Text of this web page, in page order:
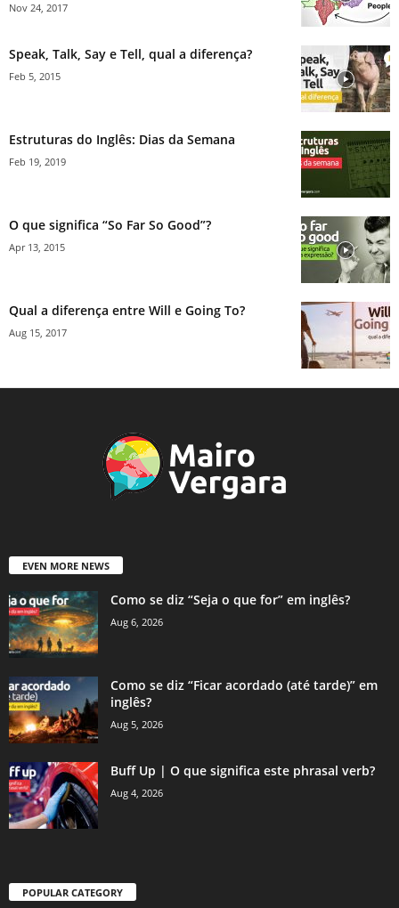
Nov 24, 2017
Speak, Talk, Say e Tell, qual a diferença?
Feb 5, 2015
Estruturas do Inglês: Dias da Semana
Feb 19, 2019
O que significa “So Far So Good”?
Apr 13, 2015
Qual a diferença entre Will e Going To?
Aug 15, 2017
EVEN MORE NEWS
Como se diz “Seja o que for” em inglês?
Aug 6, 2026
Como se diz “Ficar acordado (até tarde)” em
inglês?
Aug 5, 2026
Buff Up | O que significa este phrasal verb?
Aug 4, 2026
POPULAR CATEGORY